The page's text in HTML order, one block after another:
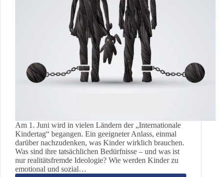
Am 1. Juni wird in vielen Ländern der „Internationale
Kindertag“ begangen. Ein geeigneter Anlass, einmal
darüber nachzudenken, was Kinder wirklich brauchen.
Was sind ihre tatsächlichen Bedürfnisse – und was ist
nur realitätsfremde Ideologie? Wie werden Kinder zu
emotional und sozial…